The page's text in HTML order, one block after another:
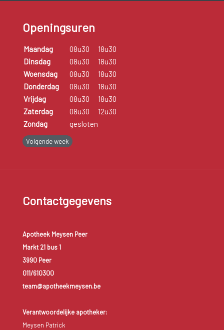
verminderen.
Openingsuren
Maandag 08u30
18u30
Dinsdag
08u30
18u30
Woensdag
08u30
18u30
Donderdag
08u30
18u30
Vrijdag
08u30
18u30
Zaterdag
08u30
12u30
Zondag
gesloten
Volgende week
Contactgegevens
Apotheek Meysen Peer
Markt 21 bus 1
3990 Peer
011/610300
team@apotheekmeysen.be
Verantwoordelijke apotheker:
Meysen Patrick